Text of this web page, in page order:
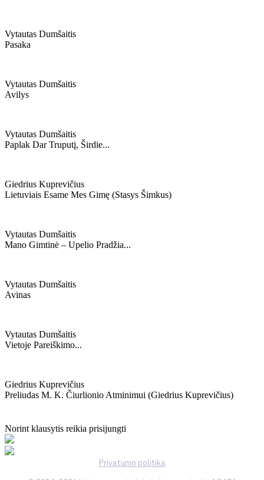
Vytautas Dumšaitis
Pasaka
Vytautas Dumšaitis
Avilys
Vytautas Dumšaitis
Paplak Dar Truputį, Širdie...
Giedrius Kuprevičius
Lietuviais Esame Mes Gimę (stasys Šimkus)
Vytautas Dumšaitis
Mano Gimtinė – Upelio Pradžia...
Vytautas Dumšaitis
Avinas
Vytautas Dumšaitis
Vietoje Pareiškimo...
Giedrius Kuprevičius
Preliudas M. K. Čiurlionio Atminimui (giedrius Kuprevičius)
Norint klausytis reikia prisijungti
Privatumo politika